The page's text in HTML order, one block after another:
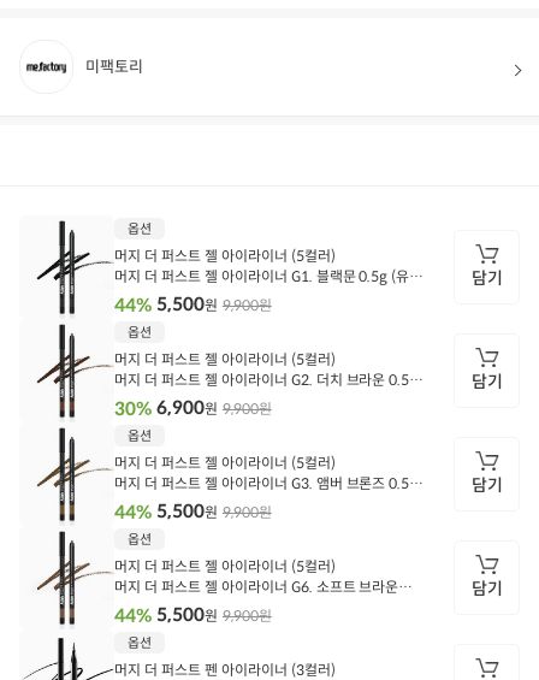
미팩토리
옵션
머지 더 퍼스트 젤 아이라이너 (5컬러)
머지 더 퍼스트 젤 아이라이너 G1. 블랙문 0.5g (유통
기한 27.03)
9,900원
44% 5,500원
담기
옵션
머지 더 퍼스트 젤 아이라이너 (5컬러)
머지 더 퍼스트 젤 아이라이너 G2. 더치 브라운 0.5g
(유통기한 27.01) 9,900원
30% 6,900원
담기
옵션
머지 더 퍼스트 젤 아이라이너 (5컬러)
머지 더 퍼스트 젤 아이라이너 G3. 앰버 브론즈 0.5g
(유통기한 27.01) 9,900원
44% 5,500원
담기
옵션
머지 더 퍼스트 젤 아이라이너 (5컬러)
머지 더 퍼스트 젤 아이라이너 G6. 소프트 브라운
0.5g (유통기한 27.04)9,900원
44% 5,500원
담기
옵션
머지 더 퍼스트 펜 아이라이너 (3컬러)